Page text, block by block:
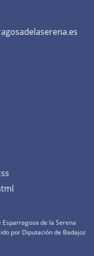
de la Serena
por Diputación de Badajoz